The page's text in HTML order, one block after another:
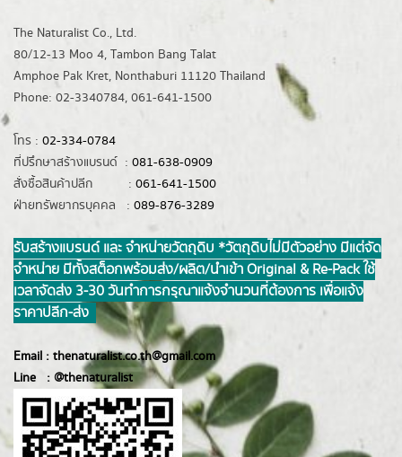
The Naturalist Co., Ltd.
80/12-13 Moo 4, Tambon Bang Talat
Amphoe Pak Kret, Nonthaburi 11120 Thailand
Phone: 02-3340784, 061-641-1500
โทร : 02-334-0784
ที่ปรึกษาสร้างแบรนด์ : 081-638-0909
สั่งซื้อสินค้าปลีก : 061-641-1500
ฝ่ายทรัพยากรบุคคล : 089-876-3289
รับสร้างแบรนด์ และ จำหน่ายวัตถุดิบ *วัตถุดิบไม่มีตัวอย่าง มีแต่จัด
จำหน่าย มีทั้งสต็อกพร้อมส่ง/ผลิต/นำเข้า Original & Re-Pack ใช้
เวลาจัดส่ง 3-30 วันทำการ กรุณาแจ้งจำนวนที่ต้องการ เพื่อแจ้ง
ราคาปลีก-ส่ง
Email : thenaturalist.co.th@gmail.com
Line : @thenaturalist